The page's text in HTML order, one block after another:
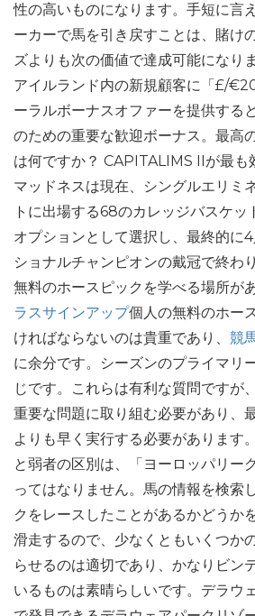
性の高いものになります。手短に言
ーカーで馬を引き戻すことは、賭け
ズよりも次の価値で達成可能になり
アイルランド内の新規顧客に「£/
ーラルボーナスオファーを提供する
のための重要な歓迎ボーナス。最高
は何ですか？ CAPITALIMS IIが最も
マッドネスは現在、シングルエリミ
トに出場する68のカレッジバスケッ
オプションとして選択し、最終的に
ショナルチャンピオンの戴冠で終わ
無料のホースピックを学べる場所が
ラスサインアップ個人の無料のホー
ければならないのは貴重であり、 競
に余分です。シーズンのプライマリ
じです。これらは有利な質問ですが
重要な問題に取り組む必要があり、
よりも早く実行する必要があります
と弱者の区別は、「ヨーロッパリー
ってはなりません。馬の情報を検索
クをレースしたことがあるかどうか
滑走するので、少なくともいくつか
らせるのは適切であり、かなりビン
いるものは素晴らしいです。デラウ